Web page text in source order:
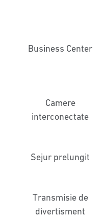
Business Center
Camere
interconectate
Sejur prelungit
Transmisie de
divertisment